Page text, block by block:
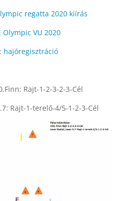
regatta 2020 kiírás
Olympic VU 2020
hajóregisztráció
Rajt-1-2-3-2-3-Cél
Rajt-1-terelő-4/5-1-2-3-Cél